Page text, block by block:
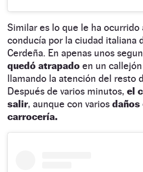
Similar es lo que le ha ocurrido
conducía por la ciudad italiana
Cerdeña. En apenas unos
quedó atrapado en un
llamando la atención del resto
Después de varios minutos, el
salir, aunque con varios daños
carrocería.